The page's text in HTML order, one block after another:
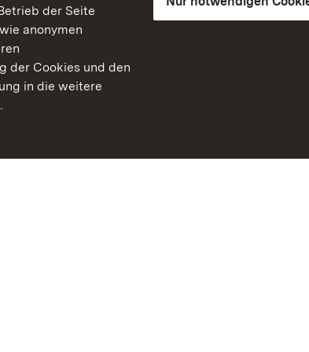
der Seite
anonymen
der Cookies und den
in die weitere